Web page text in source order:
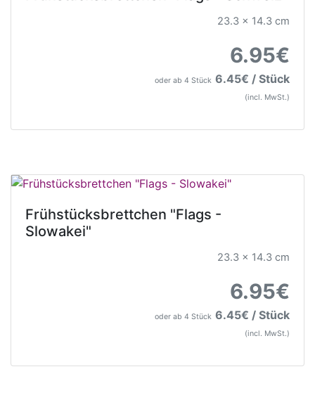
23.3 x 14.3 cm
6.95€
oder ab 4 Stück 6.45€ / Stück
(incl. MwSt.)
Frühstücksbrettchen "Flags -
Slowakei"
23.3 x 14.3 cm
6.95€
oder ab 4 Stück 6.45€ / Stück
(incl. MwSt.)